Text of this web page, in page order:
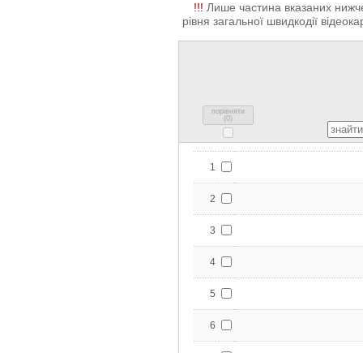
!!! Лише частина вказаних
рівня загальної швидкодії
порівняти
(0)
1
2
3
4
5
6